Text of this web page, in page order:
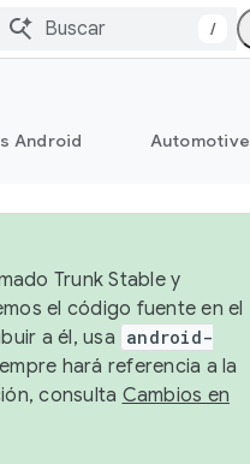
/
Android Automotive
Trunk Stable y
el código fuente en el
a él, usa android-
hará referencia a la
consulta Cambios en